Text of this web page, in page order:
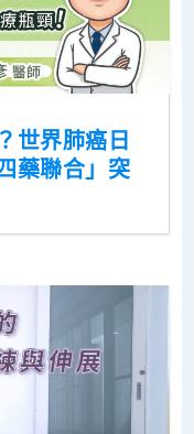
世界肺癌日
藥聯合」突